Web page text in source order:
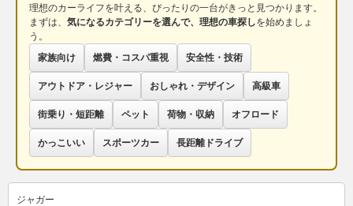
理想のカーライフを叶える、ぴったりの一台がきっと見つかります。
まずは、 気になるカテゴリーを選んで、理想の車探しを始めましょ
う。
家族向け
燃費・コスパ重視 安全性・技術
アウトドア・レジャー おしゃれ・デザイン 高級車
街乗り・短距離 ペット 荷物・収納 オフロード
かっこいい スポーツカー 長距離ドライブ
ジャガー